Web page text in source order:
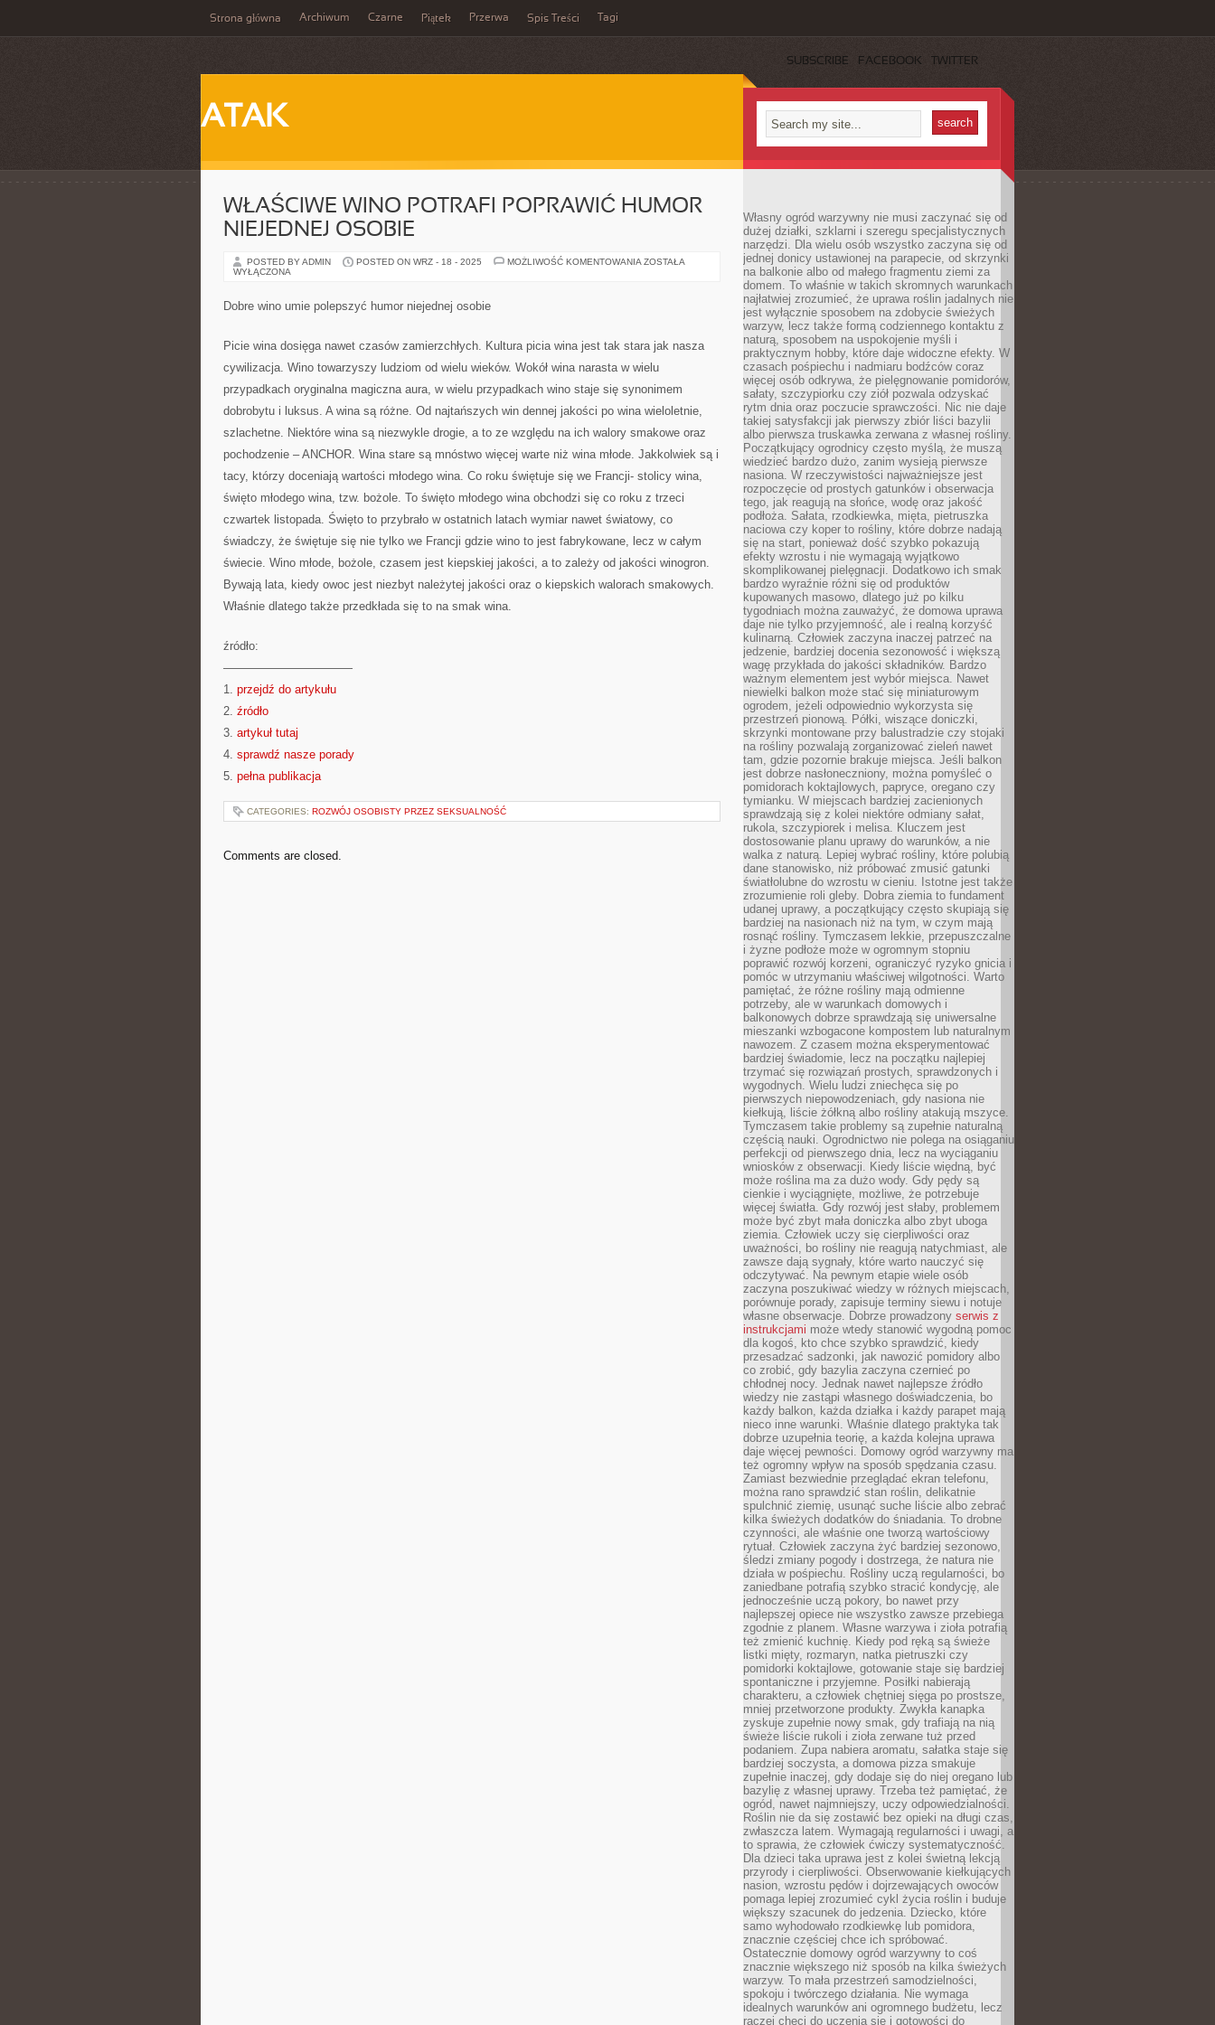
Strona główna Archiwum Czarne Piątek Przerwa Spis Treści Tagi
SUBSCRIBE FACEBOOK TWITTER
ATAK
WŁAŚCIWE WINO POTRAFI POPRAWIĆ HUMOR
NIEJEDNEJ OSOBIE
POSTED BY ADMIN POSTED ON WRZ - 18 - 2025 MOŻLIWOŚĆ KOMENTOWANIA WŁAŚCIWE
ZOSTAŁA
WYŁĄCZONA
Dobre wino umie polepszyć humor niejednej osobie
Picie wina dosięga nawet czasów zamierzchłych. Kultura picia wina jest tak stara jak nasza
cywilizacja. Wino towarzyszy ludziom od wielu wieków. Wokół wina narasta w wielu
przypadkach oryginalna magiczna aura, w wielu przypadkach wino staje się synonimem
dobrobytu i luksus. A wina są różne. Od najtańszych win dennej jakości po wina wieloletnie,
szlachetne. Niektóre wina są niezwykle drogie, a to ze względu na ich walory smakowe oraz
pochodzenie – ANCHOR. Wina stare są mnóstwo więcej warte niż wina młode. Jakkolwiek są i
tacy, którzy doceniają wartości młodego wina. Co roku świętuje się we Francji- stolicy wina,
święto młodego wina, tzw. bożole. To święto młodego wina obchodzi się co roku z trzeci
czwartek listopada. Święto to przybrało w ostatnich latach wymiar nawet światowy, co
świadczy, że świętuje się nie tylko we Francji gdzie wino to jest fabrykowane, lecz w całym
świecie. Wino młode, bożole, czasem jest kiepskiej jakości, a to zależy od jakości winogron.
Bywają lata, kiedy owoc jest niezbyt należytej jakości oraz o kiepskich walorach smakowych.
Właśnie dlatego także przedkłada się to na smak wina.
źródło:
———————————
1. przejdź do artykułu
2. źródło
3. artykuł tutaj
4. sprawdź nasze porady
5. pełna publikacja
CATEGORIES: ROZWÓJ OSOBISTY PRZEZ SEKSUALNOŚĆ
Comments are closed.
Własny ogród warzywny nie musi zaczynać się od
dużej działki, szklarni i szeregu specjalistycznych
narzędzi. Dla wielu osób wszystko zaczyna się od
jednej donicy ustawionej na parapecie, od skrzynki
na balkonie albo od małego fragmentu ziemi za
domem. To właśnie w takich skromnych warunkach
najłatwiej zrozumieć, że uprawa roślin jadalnych nie
jest wyłącznie sposobem na zdobycie świeżych
warzyw, lecz także formą codziennego kontaktu z
naturą, sposobem na uspokojenie myśli i
praktycznym hobby, które daje widoczne efekty. W
czasach pośpiechu i nadmiaru bodźców coraz
więcej osób odkrywa, że pielęgnowanie pomidorów,
sałaty, szczypiorku czy ziół pozwala odzyskać
rytm dnia oraz poczucie sprawczości. Nic nie daje
takiej satysfakcji jak pierwszy zbiór liści bazylii
albo pierwsza truskawka zerwana z własnej rośliny.
Początkujący ogrodnicy często myślą, że muszą
wiedzieć bardzo dużo, zanim wysieją pierwsze
nasiona. W rzeczywistości najważniejsze jest
rozpoczęcie od prostych gatunków i obserwacja
tego, jak reagują na słońce, wodę oraz jakość
podłoża. Sałata, rzodkiewka, mięta, pietruszka
naciowa czy koper to rośliny, które dobrze nadają
się na start, ponieważ dość szybko pokazują
efekty wzrostu i nie wymagają wyjątkowo
skomplikowanej pielęgnacji. Dodatkowo ich smak
bardzo wyraźnie różni się od produktów
kupowanych masowo, dlatego już po kilku
tygodniach można zauważyć, że domowa uprawa
daje nie tylko przyjemność, ale i realną korzyść
kulinarną. Człowiek zaczyna inaczej patrzeć na
jedzenie, bardziej docenia sezonowość i większą
wagę przykłada do jakości składników. Bardzo
ważnym elementem jest wybór miejsca. Nawet
niewielki balkon może stać się miniaturowym
ogrodem, jeżeli odpowiednio wykorzysta się
przestrzeń pionową. Półki, wiszące doniczki,
skrzynki montowane przy balustradzie czy stojaki
na rośliny pozwalają zorganizować zieleń nawet
tam, gdzie pozornie brakuje miejsca. Jeśli balkon
jest dobrze nasłoneczniony, można pomyśleć o
pomidorach koktajlowych, papryce, oregano czy
tymianku. W miejscach bardziej zacienionych
sprawdzają się z kolei niektóre odmiany sałat,
rukola, szczypiorek i melisa. Kluczem jest
dostosowanie planu uprawy do warunków, a nie
walka z naturą. Lepiej wybrać rośliny, które polubią
dane stanowisko, niż próbować zmusić gatunki
światłolubne do wzrostu w cieniu. Istotne jest także
zrozumienie roli gleby. Dobra ziemia to fundament
udanej uprawy, a początkujący często skupiają się
bardziej na nasionach niż na tym, w czym mają
rosnąć rośliny. Tymczasem lekkie, przepuszczalne
i żyzne podłoże może w ogromnym stopniu
poprawić rozwój korzeni, ograniczyć ryzyko gnicia i
pomóc w utrzymaniu właściwej wilgotności. Warto
pamiętać, że różne rośliny mają odmienne
potrzeby, ale w warunkach domowych i
balkonowych dobrze sprawdzają się uniwersalne
mieszanki wzbogacone kompostem lub naturalnym
nawozem. Z czasem można eksperymentować
bardziej świadomie, lecz na początku najlepiej
trzymać się rozwiązań prostych, sprawdzonych i
wygodnych. Wielu ludzi zniechęca się po
pierwszych niepowodzeniach, gdy nasiona nie
kiełkują, liście żółkną albo rośliny atakują mszyce.
Tymczasem takie problemy są zupełnie naturalną
częścią nauki. Ogrodnictwo nie polega na osiąganiu
perfekcji od pierwszego dnia, lecz na wyciąganiu
wniosków z obserwacji. Kiedy liście więdną, być
może roślina ma za dużo wody. Gdy pędy są
cienkie i wyciągnięte, możliwe, że potrzebuje
więcej światła. Gdy rozwój jest słaby, problemem
może być zbyt mała doniczka albo zbyt uboga
ziemia. Człowiek uczy się cierpliwości oraz
uważności, bo rośliny nie reagują natychmiast, ale
zawsze dają sygnały, które warto nauczyć się
odczytywać. Na pewnym etapie wiele osób
zaczyna poszukiwać wiedzy w różnych miejscach,
porównuje porady, zapisuje terminy siewu i notuje
własne obserwacje. Dobrze prowadzony serwis z
instrukcjami może wtedy stanowić wygodną pomoc
dla kogoś, kto chce szybko sprawdzić, kiedy
przesadzać sadzonki, jak nawozić pomidory albo
co zrobić, gdy bazylia zaczyna czernieć po
chłodnej nocy. Jednak nawet najlepsze źródło
wiedzy nie zastąpi własnego doświadczenia, bo
każdy balkon, każda działka i każdy parapet mają
nieco inne warunki. Właśnie dlatego praktyka tak
dobrze uzupełnia teorię, a każda kolejna uprawa
daje więcej pewności. Domowy ogród warzywny ma
też ogromny wpływ na sposób spędzania czasu.
Zamiast bezwiednie przeglądać ekran telefonu,
można rano sprawdzić stan roślin, delikatnie
spulchnić ziemię, usunąć suche liście albo zebrać
kilka świeżych dodatków do śniadania. To drobne
czynności, ale właśnie one tworzą wartościowy
rytuał. Człowiek zaczyna żyć bardziej sezonowo,
śledzi zmiany pogody i dostrzega, że natura nie
działa w pośpiechu. Rośliny uczą regularności, bo
zaniedbane potrafią szybko stracić kondycję, ale
jednocześnie uczą pokory, bo nawet przy
najlepszej opiece nie wszystko zawsze przebiega
zgodnie z planem. Własne warzywa i zioła potrafią
też zmienić kuchnię. Kiedy pod ręką są świeże
listki mięty, rozmaryn, natka pietruszki czy
pomidorki koktajlowe, gotowanie staje się bardziej
spontaniczne i przyjemne. Posiłki nabierają
charakteru, a człowiek chętniej sięga po prostsze,
mniej przetworzone produkty. Zwykła kanapka
zyskuje zupełnie nowy smak, gdy trafiają na nią
świeże liście rukoli i zioła zerwane tuż przed
podaniem. Zupa nabiera aromatu, sałatka staje się
bardziej soczysta, a domowa pizza smakuje
zupełnie inaczej, gdy dodaje się do niej oregano lub
bazylię z własnej uprawy. Trzeba też pamiętać, że
ogród, nawet najmniejszy, uczy odpowiedzialności.
Roślin nie da się zostawić bez opieki na długi czas,
zwłaszcza latem. Wymagają regularności i uwagi, a
to sprawia, że człowiek ćwiczy systematyczność.
Dla dzieci taka uprawa jest z kolei świetną lekcją
przyrody i cierpliwości. Obserwowanie kiełkujących
nasion, wzrostu pędów i dojrzewających owoców
pomaga lepiej zrozumieć cykl życia roślin i buduje
większy szacunek do jedzenia. Dziecko, które
samo wyhodowało rzodkiewkę lub pomidora,
znacznie częściej chce ich spróbować.
Ostatecznie domowy ogród warzywny to coś
znacznie większego niż sposób na kilka świeżych
warzyw. To mała przestrzeń samodzielności,
spokoju i twórczego działania. Nie wymaga
idealnych warunków ani ogromnego budżetu, lecz
raczej chęci do uczenia się i gotowości do